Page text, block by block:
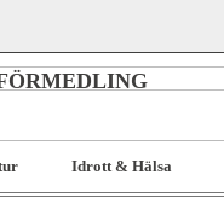
Idrott & Hälsa